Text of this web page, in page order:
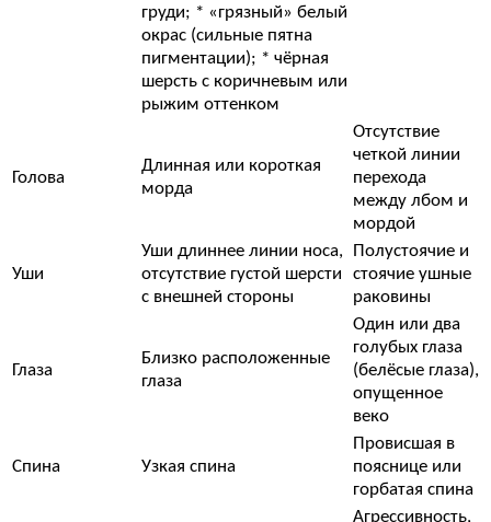
груди; * «грязный» белый
окрас (сильные пятна
пигментации); * чёрная
шерсть с коричневым или
рыжим оттенком
Голова
Длинная или короткая
морда
Отсутствие
четкой линии
перехода
между лбом и
мордой
Уши
Уши длиннее линии носа,
отсутствие густой шерсти
с внешней стороны
Полустоячие и
стоячие ушные
раковины
Глаза
Близко расположенные
глаза
Один или два
голубых глаза
(белёсые глаза),
опущенное
веко
Спина Узкая спина
Провисшая в
пояснице или
горбатая спина
Агрессивность,